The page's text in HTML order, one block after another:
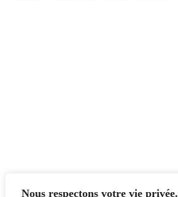
Nous respectons votre vie privée.